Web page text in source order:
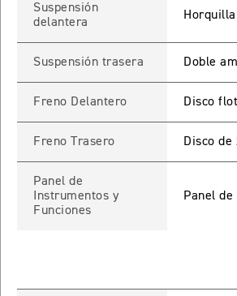
Suspensión
delantera
Suspensión trasera Doble
Freno Delantero Disco
Freno Trasero Disco
Panel de
Instrumentos y
Funciones
Panel